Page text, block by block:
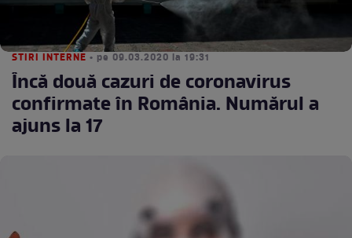
STIRI INTERNE • pe 09.03.2020 la 19:31
Încă două cazuri de coronavirus
confirmate în România. Numărul a
ajuns la 17